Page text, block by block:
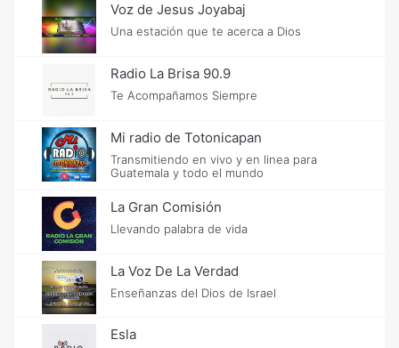
Voz de Jesus Joyabaj
Una estación que te acerca a Dios
Radio La Brisa 90.9
Te Acompañamos Siempre
Mi radio de Totonicapan
Transmitiendo en vivo y en linea para
Guatemala y todo el mundo
La Gran Comisión
Llevando palabra de vida
La Voz De La Verdad
Enseñanzas del Dios de Israel
Esla